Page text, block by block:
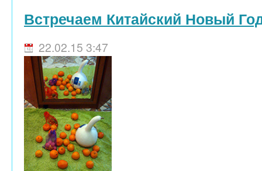
Встречаем Китайский Новый
22.02.15 3:47